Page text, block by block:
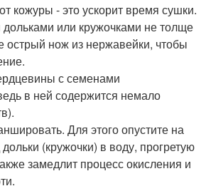
кожуры - это ускорит время сушки.
или кружочками не толще
острый нож из нержавейки, чтобы
с семенами
в ней содержится немало
Для этого опустите на
(кружочки) в воду, прогретую
замедлит процесс окисления и